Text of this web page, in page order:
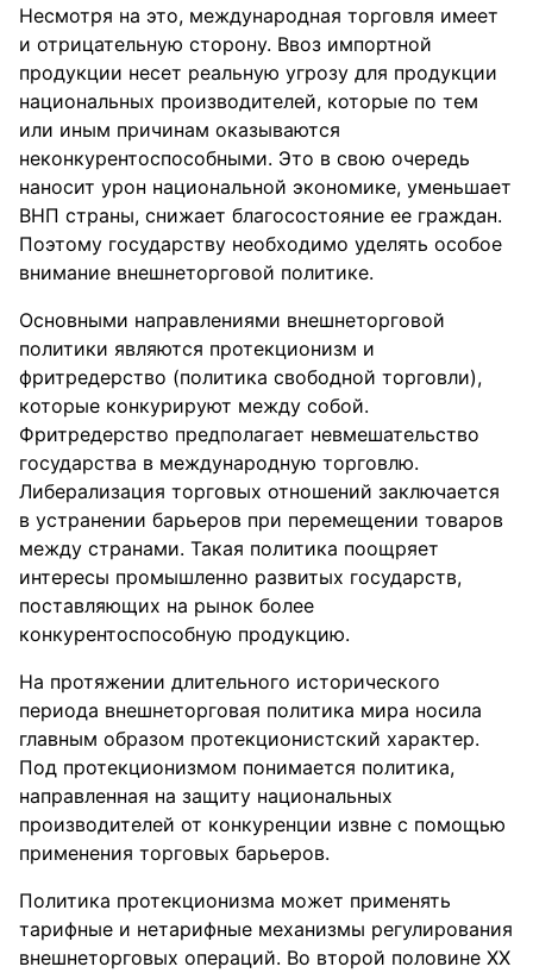
Несмотря на это, международная торговля имеет
и отрицательную сторону. Ввоз импортной
продукции несет реальную угрозу для продукции
национальных производителей, которые по тем
или иным причинам оказываются
неконкурентоспособными. Это в свою очередь
наносит урон национальной экономике, уменьшает
ВНП страны, снижает благосостояние ее граждан.
Поэтому государству необходимо уделять особое
внимание внешнеторговой политике.
Основными направлениями внешнеторговой
политики являются протекционизм и
фритредерство (политика свободной торговли),
которые конкурируют между собой.
Фритредерство предполагает невмешательство
государства в международную торговлю.
Либерализация торговых отношений заключается
в устранении барьеров при перемещении товаров
между странами. Такая политика поощряет
интересы промышленно развитых государств,
поставляющих на рынок более
конкурентоспособную продукцию.
На протяжении длительного исторического
периода внешнеторговая политика мира носила
главным образом протекционистский характер.
Под протекционизмом понимается политика,
направленная на защиту национальных
производителей от конкуренции извне с помощью
применения торговых барьеров.
Политика протекционизма может применять
тарифные и нетарифные механизмы регулирования
внешнеторговых операций. Во второй половине ХХ